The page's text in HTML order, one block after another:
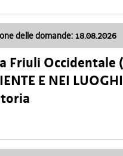
delle domande: 18.08.2026
Occidentale
E NEI